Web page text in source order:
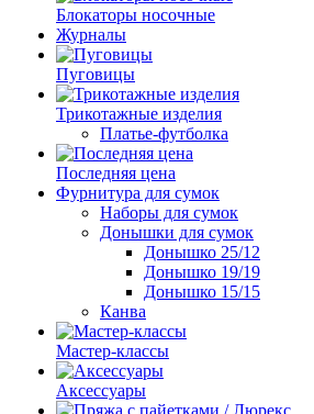
Блокаторы носочные
Журналы
Пуговицы
Трикотажные изделия
Платье-футболка
Последняя цена
Фурнитура для сумок
Наборы для сумок
Донышки для сумок
Донышко 25/12
Донышко 19/19
Донышко 15/15
Канва
Мастер-классы
Аксессуары